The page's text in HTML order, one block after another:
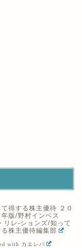
得する株主優待 ２０
年版/野村インベス
リレ-ションズ/知って
る株主優待編集部
with カエレバ